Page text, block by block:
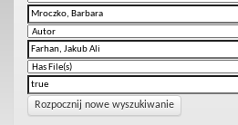
Rozpocznij nowe wyszukiwanie